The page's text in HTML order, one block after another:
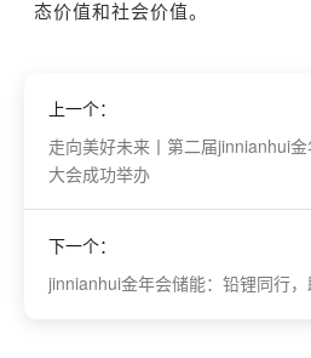
态价值和社会价值。
上一个：
走向美好未来丨第二届jinnianhui
大会成功举办
下一个：
jinnianhui金年会储能：铅锂同行